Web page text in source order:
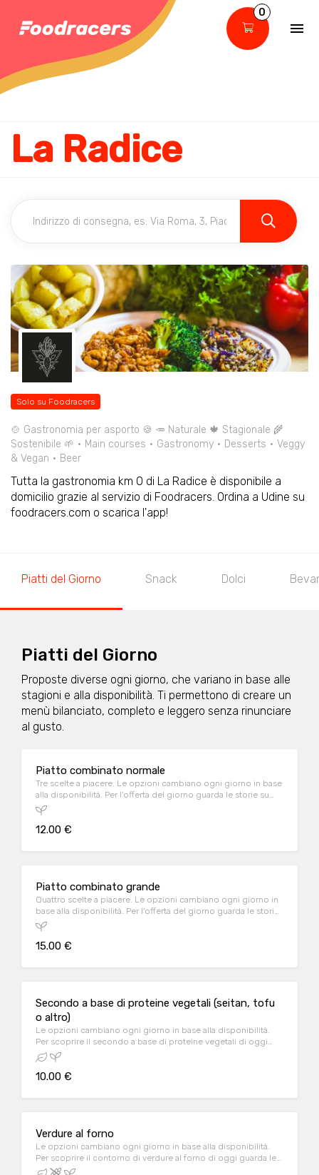
0
La Radice
Solo su Foodracers
🍲 Gastronomia per asporto 🍪 🥕 Naturale 🍁 Stagionale 🌾
Sostenibile 🌱
Main courses Gastronomy Desserts
Veggy
& Vegan
Beer
Tutta la gastronomia km 0 di La Radice è disponibile a
domicilio grazie al servizio di Foodracers. Ordina a Udine su
foodracers.com o scarica l'app!
Piatti del Giorno Snack Dolci
Piatti del Giorno
Proposte diverse ogni giorno, che variano in base alle
stagioni e alla disponibilità. Ti permettono di creare un
menù bilanciato, completo e leggero senza rinunciare
al gusto.
Piatto combinato normale
Tre scelte a piacere. Le opzioni cambiano ogni giorno in base
alla disponibilità. Per l’offerta del giorno guarda le storie su
Instagram o Facebook nella pagina del locale, oppure
contattalo al n. 0432 1504958
12.00 €
Piatto combinato grande
Quattro scelte a piacere. Le opzioni cambiano ogni giorno in
base alla disponibilità. Per l’offerta del giorno guarda le storie
su Instagram nella pagina del locale, oppure contattalo al n.
0432 1504958
15.00 €
Secondo a base di proteine vegetali (seitan, tofu
o altro)
Le opzioni cambiano ogni giorno in base alla disponibilità.
Per scoprire il secondo a base di proteine vegetali di oggi
guarda le storie su Instagram nella pagina del locale, oppure
contattalo al n. 0432 1504958
10.00 €
Verdure al forno
Le opzioni cambiano ogni giorno in base alla disponibilità.
Per scoprire il contorno di verdure al forno di oggi guarda le
storie su Instagram nella pagina del locale, oppure contattalo